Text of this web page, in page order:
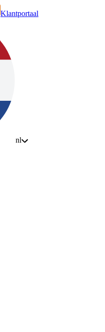
Klantportaal
nl